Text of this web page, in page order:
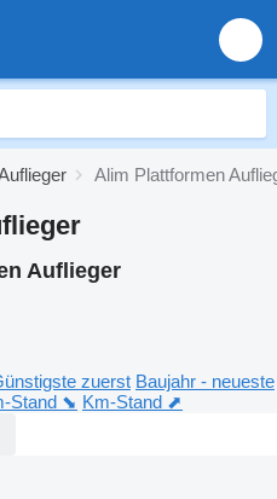
Alim Plattformen
Auflieger
zuerst Baujahr - neueste
Stand ⬊ Km-Stand ⬈